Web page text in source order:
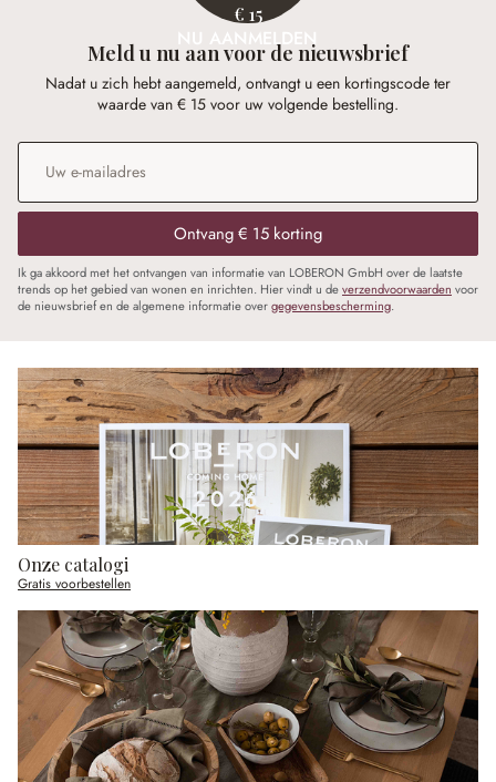
€ 15
NU AANMELDEN
Meld u nu aan voor de nieuwsbrief
Nadat u zich hebt aangemeld, ontvangt u een kortingscode ter
waarde van € 15 voor uw volgende bestelling.
E-mailadres
Ontvang € 15 korting
Ik ga akkoord met het ontvangen van informatie van LOBERON GmbH over de laatste
trends op het gebied van wonen en inrichten. Hier vindt u deverzendvoorwaarden voor
de nieuwsbrief en de algemene informatie overgegevensbescherming.
Onze catalogi
Gratis voorbestellen